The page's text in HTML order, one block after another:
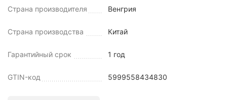
Страна производителя Венгрия
Страна производства Китай
Гарантийный срок 1 год
GTIN-код 5999558434830